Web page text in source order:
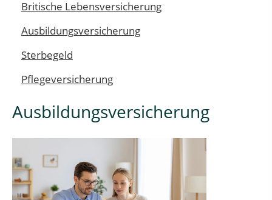
Britische Lebensversicherung
Ausbildungsversicherung
Sterbegeld
Pflegeversicherung
Ausbildungsversicherung